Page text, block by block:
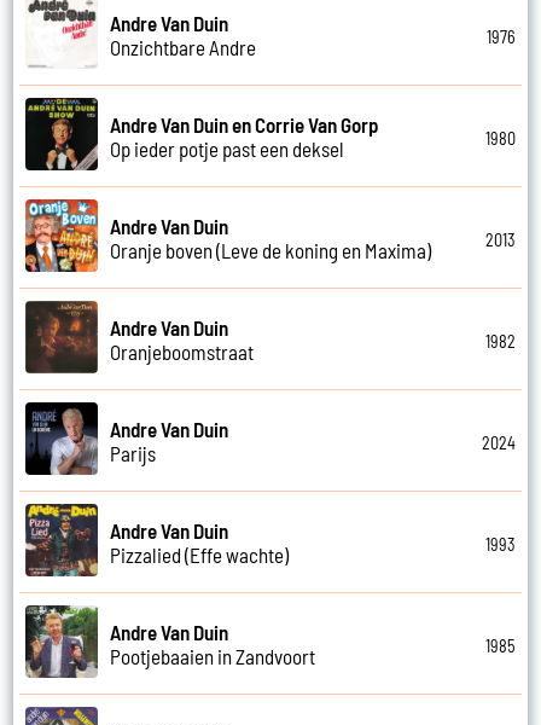
Andre Van Duin
Onzichtbare Andre
1976
Andre Van Duin en Corrie Van Gorp
Op ieder potje past een deksel
1980
Andre Van Duin
Oranje boven (Leve de koning en Maxima)
2013
Andre Van Duin
Oranjeboomstraat
1982
Andre Van Duin
Parijs
2024
Andre Van Duin
Pizzalied (Effe wachte)
1993
Andre Van Duin
Pootjebaaien in Zandvoort
1985